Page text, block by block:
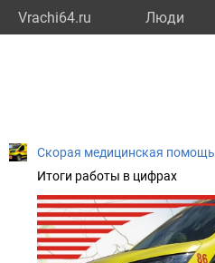
Vrachi64.ru Люди
Скорая медицинская помощь
Итоги работы в цифрах